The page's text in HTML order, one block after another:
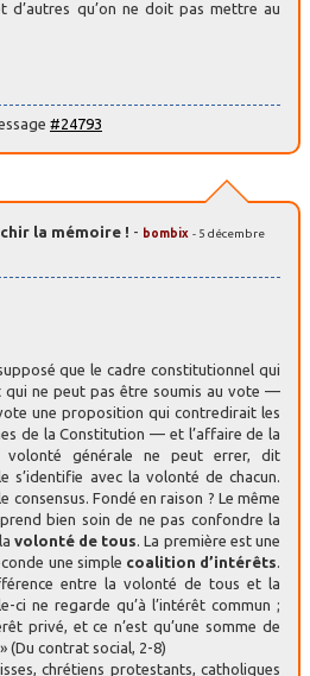
d’autres qu’on ne doit pas mettre au
#24793
la mémoire ! - bombix - 5 décembre
que le cadre constitutionnel qui
qui ne peut pas être soumis au vote —
une proposition qui contredirait les
de la Constitution — et l’affaire de la
volonté générale ne peut errer, dit
s’identifie avec la volonté de chacun.
consensus. Fondé en raison ? Le même
bien soin de ne pas confondre la
volonté de tous. La première est une
une simple coalition d’intérêts.
entre la volonté de tous et la
ci ne regarde qu’à l’intérêt commun ;
privé, et ce n’est qu’une somme de
(Du contrat social, 2-8)
chrétiens protestants, catholiques